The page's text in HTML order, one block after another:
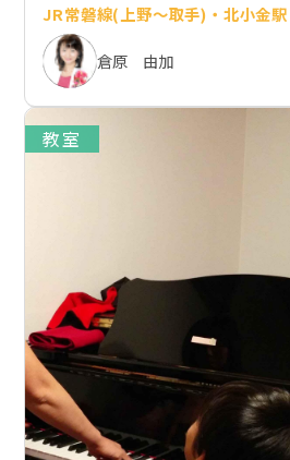
JR常磐線(上野～取手)・北小金駅
倉原 由加
教室